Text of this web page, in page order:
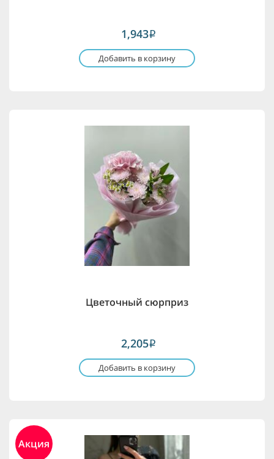
1,943i
Добавить в корзину
Цветочный сюрприз
2,205i
Добавить в корзину
Акция